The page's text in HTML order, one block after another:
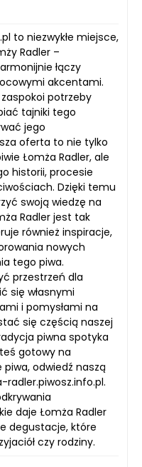
to niezwykłe miejsce,
Radler –
łączy
akcentami.
potrzeby
tajniki tego
jego
oferta to nie tylko
Łomża Radler, ale
historii, procesie
Dzięki temu
swoją wiedzę na
Radler jest tak
również inspiracje,
nowych
tego piwa.
przestrzeń dla
się własnymi
i pomysłami na
się częścią naszej
piwna spotyka
gotowy na
odwiedź naszą
daje Łomża Radler
degustacje, które
czy rodziny.